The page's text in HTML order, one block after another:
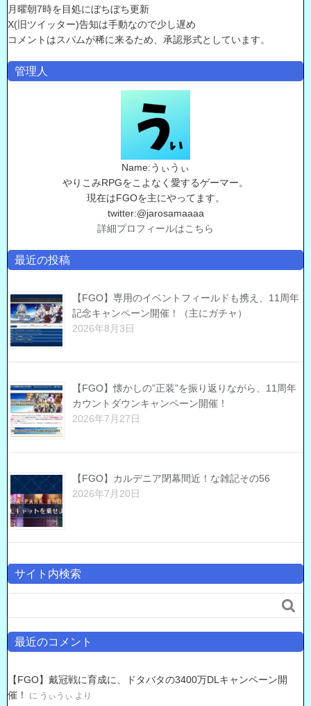
月曜朝7時を目処にぼちぼち更新
X(旧ツイッター)告知は手動なので少し遅め
コメントはスパムが稀に来るため、承認形式としています。
管理人
Name:うぃうぃ
やりこみRPGをこよなく愛するゲーマー。
現在はFGOを主にやってます。
twitter:@jarosamaaaa
詳細プロフィールはこちら
最近の投稿
【FGO】専用のイベントフィールドも携え、11周年
記念キャンペーン開催！（主にガチャ）
2026年8月3日
【FGO】懐かしの”正装”を振り返りながら、11周年
カウントダウンキャンペーン開催！
2026年7月27日
【FGO】カルデニア閉幕間近！な雑記その56
2026年7月20日
サイト内検索

最近のコメント
【FGO】戴冠戦に育成に、ドタバタの3400万DLキャンペーン開
催！
に うぃうぃ より